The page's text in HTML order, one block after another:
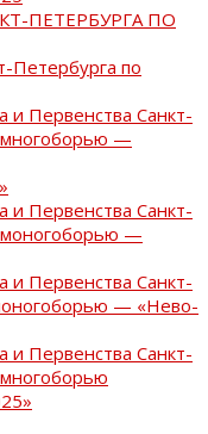
ПЕТЕРБУРГА ПО
Петербурга по
и Первенства Санкт-
—
и Первенства Санкт-
—
и Первенства Санкт-
— «Нево-
и Первенства Санкт-